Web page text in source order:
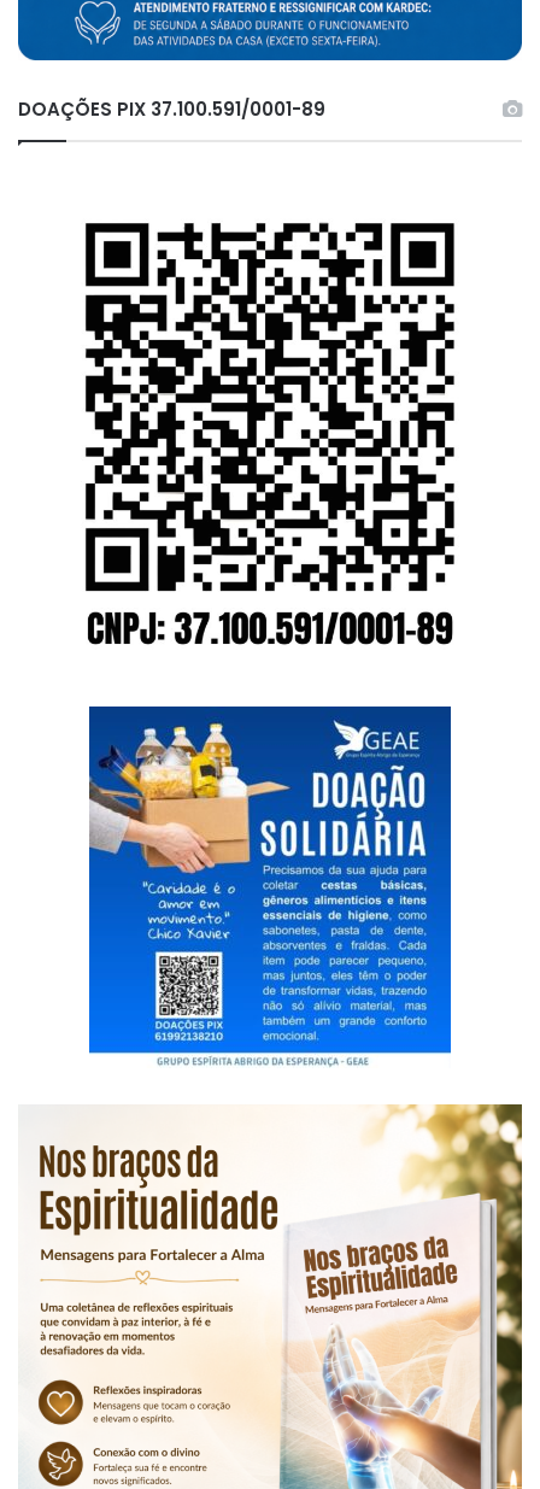
DOAÇÕES PIX 37.100.591/0001-89